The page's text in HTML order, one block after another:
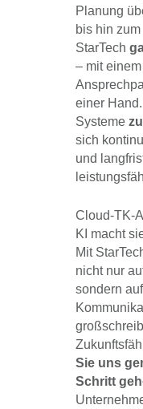
Planung
bis hin
StarTech
– mit
einer
Systeme
sich
und
Cloud-TK-
KI macht
Mit
nicht nur
sondern
Sie uns
Schritt